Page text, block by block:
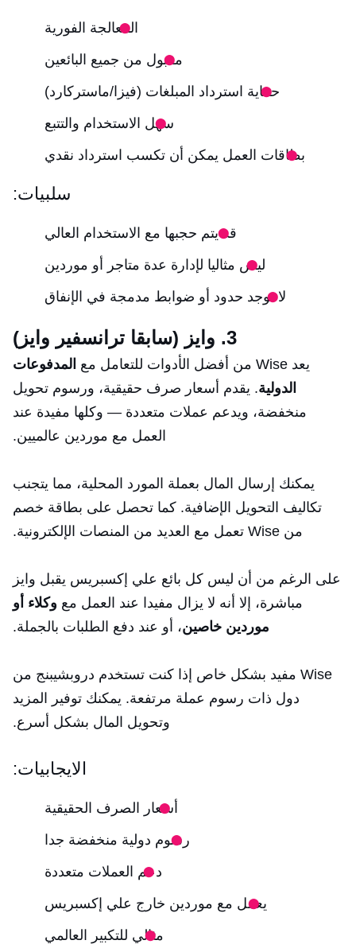
المعالجة الفورية
مقبول من جميع البائعين
حماية استرداد المبلغات (فيزا/ماستركارد)
سهل الاستخدام والتتبع
بطاقات العمل يمكن أن تكسب استرداد نقدي
سلبيات:
قد يتم حجبها مع الاستخدام العالي
ليس مثاليا لإدارة عدة متاجر أو موردين
لا توجد حدود أو ضوابط مدمجة في الإنفاق
3. وايز (سابقا ترانسفير وايز)
يعد Wise من أفضل الأدوات للتعامل مع
المدفوعات
الدولية. يقدم أسعار صرف حقيقية، ورسوم تحويل
منخفضة، ويدعم عملات متعددة — وكلها مفيدة عند
العمل مع موردين عالميين.
يمكنك إرسال المال بعملة المورد المحلية، مما يتجنب
تكاليف التحويل الإضافية. كما تحصل على بطاقة خصم
من Wise تعمل مع العديد من المنصات الإلكترونية.
على الرغم من أن ليس كل بائع علي إكسبريس يقبل وايز
مباشرة، إلا أنه لا يزال مفيدا عند العمل مع وكلاء أو
موردين خاصين، أو عند دفع الطلبات بالجملة.
Wise مفيد بشكل خاص إذا كنت تستخدم دروبشيبنج من
دول ذات رسوم عملة مرتفعة. يمكنك توفير المزيد
وتحويل المال بشكل أسرع.
الايجابيات:
أسعار الصرف الحقيقية
رسوم دولية منخفضة جدا
دعم العملات متعددة
يعمل مع موردين خارج علي إكسبريس
مثالي للتكبير العالمي